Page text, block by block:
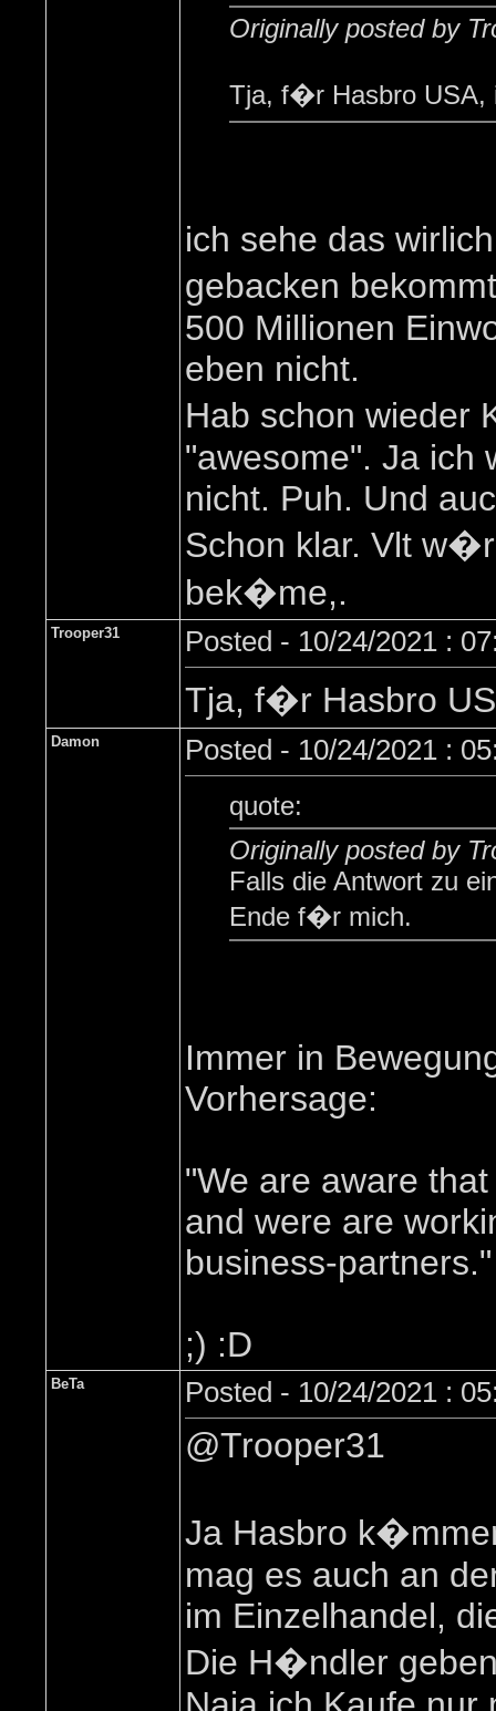
Originally posted by
Tja, f�r Hasbro USA,
ich sehe das
gebacken
500 Millionen
eben nicht.
Hab schon wieder
"awesome". Ja ich
nicht. Puh. Und
Schon klar. Vlt
bek�me,.
Trooper31 Posted - 10/24/2021 :
Tja, f�r Hasbro
Damon Posted - 10/24/2021 :
quote:
Originally posted by
Falls die Antwort zu
Ende f�r mich.
Immer in
Vorhersage:
"We are aware
and were are
business-partners."
;) :D
BeTa Posted - 10/24/2021 :
@Trooper31
Ja Hasbro
mag es auch an
im Einzelhandel,
Die H�ndler